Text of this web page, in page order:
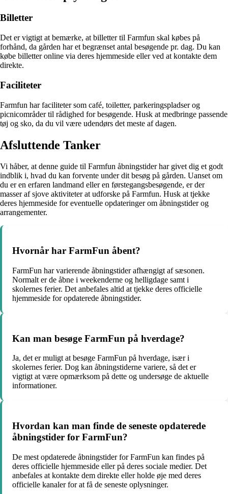
Billetter
Det er vigtigt at bemærke, at billetter til Farmfun skal købes på
forhånd, da gården har et begrænset antal besøgende pr. dag. Du kan
købe billetter online via deres hjemmeside eller ved at kontakte dem
direkte.
Faciliteter
Farmfun har faciliteter som café, toiletter, parkeringspladser og
picnicområder til rådighed for besøgende. Husk at medbringe passende
tøj og sko, da du vil være udendørs det meste af dagen.
Afsluttende Tanker
Vi håber, at denne guide til Farmfun åbningstider har givet dig et godt
indblik i, hvad du kan forvente under dit besøg på gården. Uanset om
du er en erfaren landmand eller en førstegangsbesøgende, er der
masser af sjove aktiviteter at udforske på Farmfun. Husk at tjekke
deres hjemmeside for eventuelle opdateringer om åbningstider og
arrangementer.
Hvornår har FarmFun åbent?
FarmFun har varierende åbningstider afhængigt af sæsonen.
Normalt er de åbne i weekenderne og helligdage samt i
skolernes ferier. Det anbefales altid at tjekke deres officielle
hjemmeside for opdaterede åbningstider.
Kan man besøge FarmFun på hverdage?
Ja, det er muligt at besøge FarmFun på hverdage, især i
skolernes ferier. Dog kan åbningstiderne variere, så det er
vigtigt at være opmærksom på dette og undersøge de aktuelle
informationer.
Hvordan kan man finde de seneste opdaterede
åbningstider for FarmFun?
De mest opdaterede åbningstider for FarmFun kan findes på
deres officielle hjemmeside eller på deres sociale medier. Det
anbefales at kontakte dem direkte eller holde øje med deres
officielle kanaler for at få de seneste oplysninger.